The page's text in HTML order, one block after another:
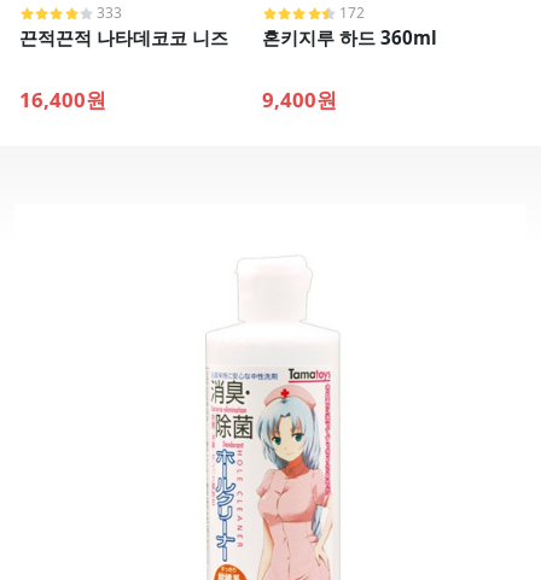
333
끈적끈적 나타데코코 니즈
16,400원
172
혼키지루 하드 360ml
9,400원